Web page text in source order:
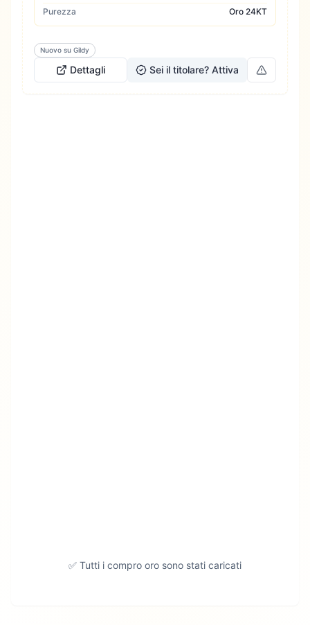
Purezza
Oro 24KT
Nuovo su Gildy
Dettagli Sei il titolare? Attiva
✅ Tutti i compro oro sono stati caricati